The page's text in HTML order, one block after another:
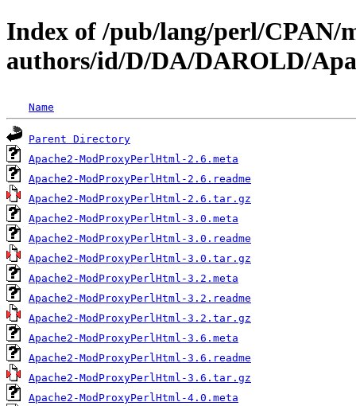
Index of /pub/lang/perl/CPAN/
authors/id/D/DA/DAROLD/
Name
Parent Directory
Apache2-ModProxyPerlHtml-2.6.meta
Apache2-ModProxyPerlHtml-2.6.readme
Apache2-ModProxyPerlHtml-2.6.tar.gz
Apache2-ModProxyPerlHtml-3.0.meta
Apache2-ModProxyPerlHtml-3.0.readme
Apache2-ModProxyPerlHtml-3.0.tar.gz
Apache2-ModProxyPerlHtml-3.2.meta
Apache2-ModProxyPerlHtml-3.2.readme
Apache2-ModProxyPerlHtml-3.2.tar.gz
Apache2-ModProxyPerlHtml-3.6.meta
Apache2-ModProxyPerlHtml-3.6.readme
Apache2-ModProxyPerlHtml-3.6.tar.gz
Apache2-ModProxyPerlHtml-4.0.meta